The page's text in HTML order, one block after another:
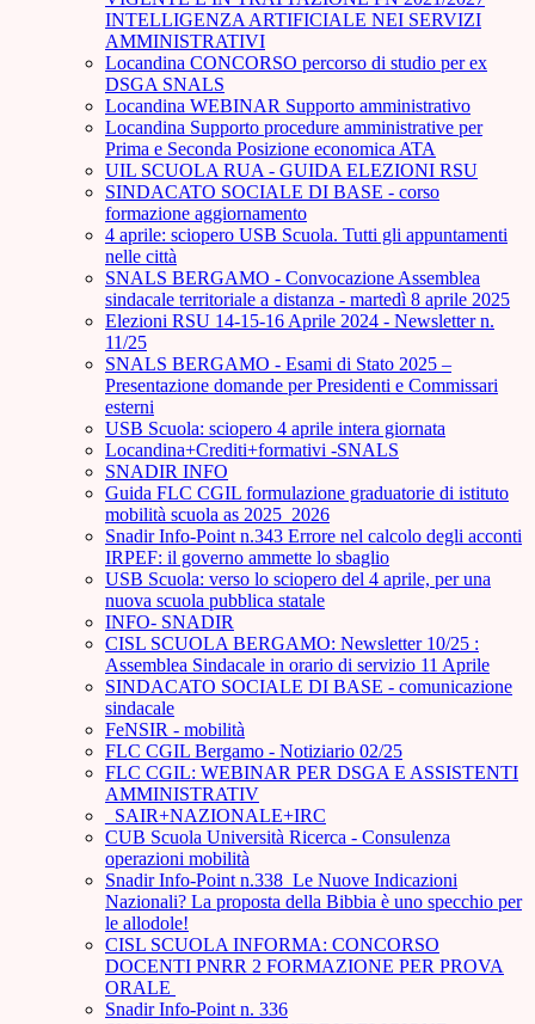
INTELLIGENZA ARTIFICIALE NEI SERVIZI
AMMINISTRATIVI
Locandina CONCORSO percorso di studio per ex
DSGA SNALS
Locandina WEBINAR Supporto amministrativo
Locandina Supporto procedure amministrative per
Prima e Seconda Posizione economica ATA
UIL SCUOLA RUA - GUIDA ELEZIONI RSU
SINDACATO SOCIALE DI BASE - corso
formazione aggiornamento
4 aprile: sciopero USB Scuola. Tutti gli appuntamenti
nelle città
SNALS BERGAMO - Convocazione Assemblea
sindacale territoriale a distanza - martedì 8 aprile 2025
Elezioni RSU 14-15-16 Aprile 2024 - Newsletter n.
11/25
SNALS BERGAMO - Esami di Stato 2025 –
Presentazione domande per Presidenti e Commissari
esterni
USB Scuola: sciopero 4 aprile intera giornata
Locandina+Crediti+formativi -SNALS
SNADIR INFO
Guida FLC CGIL formulazione graduatorie di istituto
mobilità scuola as 2025_2026
Snadir Info-Point n.343 Errore nel calcolo degli acconti
IRPEF: il governo ammette lo sbaglio
USB Scuola: verso lo sciopero del 4 aprile, per una
nuova scuola pubblica statale
INFO- SNADIR
CISL SCUOLA BERGAMO: Newsletter 10/25 :
Assemblea Sindacale in orario di servizio 11 Aprile
SINDACATO SOCIALE DI BASE - comunicazione
sindacale
FeNSIR - mobilità
FLC CGIL Bergamo - Notiziario 02/25
FLC CGIL: WEBINAR PER DSGA E ASSISTENTI
AMMINISTRATIV
_SAIR+NAZIONALE+IRC
CUB Scuola Università Ricerca - Consulenza
operazioni mobilità
Snadir Info-Point n.338 Le Nuove Indicazioni
Nazionali? La proposta della Bibbia è uno specchio per
le allodole!
CISL SCUOLA INFORMA: CONCORSO
DOCENTI PNRR 2 FORMAZIONE PER PROVA
ORALE ­
Snadir Info-Point n. 336